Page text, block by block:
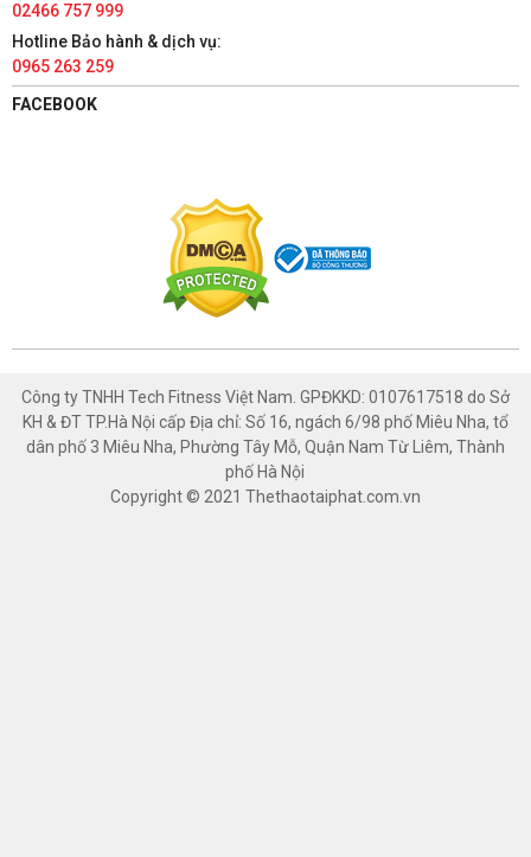
TÀI PHÁT SPORT - HÀ NAM
86 Châu Cầu, Phường Minh Khai, Thành phố Phủ Lý, Hà Nam
1800 1132
TÀI PHÁT SPORT - NAM ĐỊNH
447 Trường Chinh, Phường Thống Nhất, Thành phố Nam Định,
Có chỗ đậu xe ô tô
TÀI PHÁT SPORT - HÒA BÌNH
1129 Đường An Dương Vương, Tổ 2, Phường Thống Nhất,
Thành phố Hòa Bình, Hòa Bình
02466 757 999
Hotline Bảo hành & dịch vụ:
0965 263 259
FACEBOOK
Công ty TNHH Tech Fitness Việt Nam. GPĐKKD: 0107617518 do Sở
KH & ĐT TP.Hà Nội cấp Địa chỉ: Số 16, ngách 6/98 phố Miêu Nha, tổ
dân phố 3 Miêu Nha, Phường Tây Mỗ, Quận Nam Từ Liêm, Thành
phố Hà Nội
Copyright © 2021 Thethaotaiphat.com.vn